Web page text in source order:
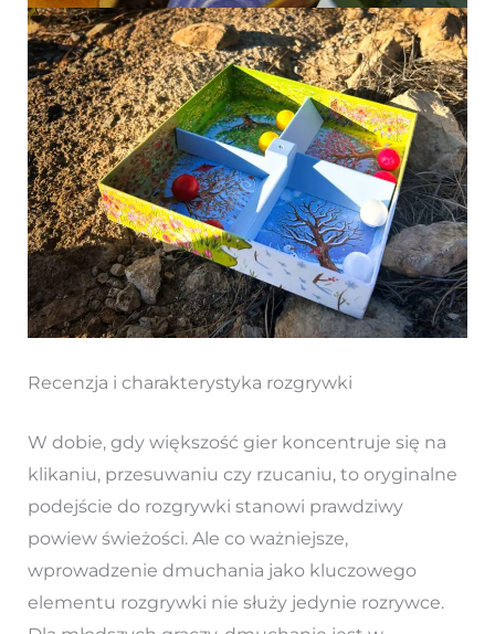
Recenzja i charakterystyka rozgrywki
W dobie, gdy większość gier koncentruje się na
klikaniu, przesuwaniu czy rzucaniu, to oryginalne
podejście do rozgrywki stanowi prawdziwy
powiew świeżości. Ale co ważniejsze,
wprowadzenie dmuchania jako kluczowego
elementu rozgrywki nie służy jedynie rozrywce.